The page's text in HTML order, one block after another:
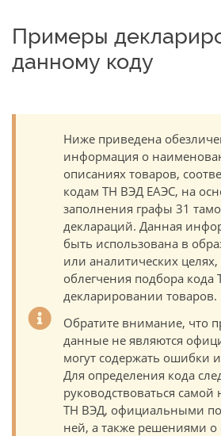
Примеры
данному коду
Ниже приведена
информация о
описаниях товаров,
кодам ТН ВЭД ЕАЭС, на
заполнения графы 31
деклараций. Данная
быть использована в
или аналитических целях,
облегчения подбора кода
декларировании товаров.
Обратите внимание, что
данные не являются
могут содержать ошибки
Для определения кода
руководствоваться
ТН ВЭД, официальными
ней, а также решениями о